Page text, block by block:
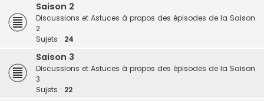
Saison 2
Discussions et Astuces à propos des épisodes de la Saison
2
Sujets : 24
Saison 3
Discussions et Astuces à propos des épisodes de la Saison
3
Sujets : 22